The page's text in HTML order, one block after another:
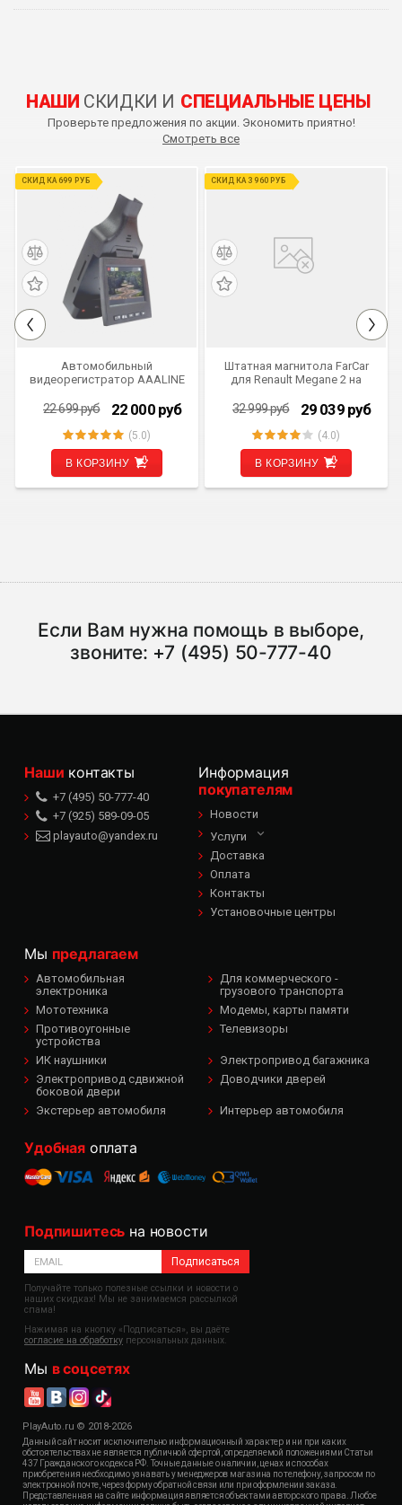
НАШИ СКИДКИ И СПЕЦИАЛЬНЫЕ ЦЕНЫ
Проверьте предложения по акции. Экономить приятно!
Смотреть все
СКИДКА 699 РУБ
Автомобильный
видеорегистратор AAALINE
скрытой установки
22 699руб 22 000 руб
(5.0)
В КОРЗИНУ
СКИДКА 3 960 РУБ
Штатная магнитола FarCar
для Renault Megane 2 на
32 999руб 29 039 руб
(4.0)
В КОРЗИНУ
Если Вам нужна помощь в выборе,
звоните: +7 (495) 50-777-40
Наши контакты
+7 (495) 50-777-40
+7 (925) 589-09-05
playauto@yandex.ru
Информация
покупателям
Новости
Услуги
Доставка
Оплата
Контакты
Установочные центры
Мы предлагаем
Автомобильная
электроника
Для коммерческого -
грузового транспорта
Мототехника
Модемы, карты памяти
Противоугонные
устройства
Телевизоры
ИК наушники
Электропривод багажника
Электропривод сдвижной
боковой двери
Доводчики дверей
Экстерьер автомобиля Интерьер автомобиля
Удобнаяоплата
Подпишитесь на новости
Подписаться
Получайте только полезные ссылки и новости о
наших скидках! Мы не занимаемся рассылкой
спама!
Нажимая на кнопку «Подписаться», вы даёте
согласие на обработку персональных данных.
Мы в соцсетях
PlayAuto.ru © 2018-2026
Данный сайт носит исключительно информационный характер и ни при каких
обстоятельствах не является публичной офертой, определяемой положениями Статьи
437 Гражданского кодекса РФ. Точные данные о наличии, ценах и способах
приобретения необходимо узнавать у менеджеров магазина по телефону, запросом по
электронной почте, через форму обратной связи или при оформлении заказа.
Представленная на сайте информация является объектами авторского права. Любое